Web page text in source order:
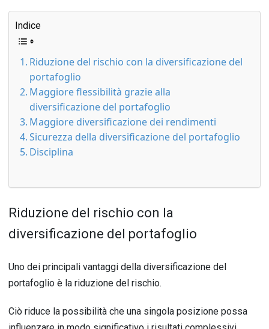
Indice
Riduzione del rischio con la diversificazione del
portafoglio
Maggiore flessibilità grazie alla
diversificazione del portafoglio
Maggiore diversificazione dei rendimenti
Sicurezza della diversificazione del portafoglio
Disciplina
Riduzione del rischio con la
diversificazione del portafoglio
Uno dei principali vantaggi della diversificazione del
portafoglio è la riduzione del rischio.
Ciò riduce la possibilità che una singola posizione possa